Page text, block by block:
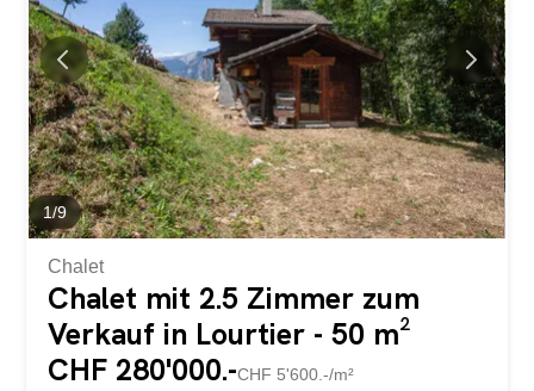
1/9
Chalet
Chalet mit 2.5 Zimmer zum
Verkauf in Lourtier - 50 m²
CHF 280'000.-CHF 5'600.-/m²